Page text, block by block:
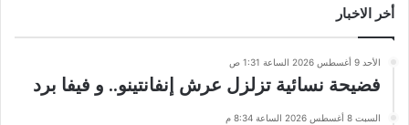
أخر الاخبار
الأحد 9 أغسطس 2026 الساعة 1:31 ص
فضيحة نسائية تزلزل عرش إنفانتينو.. و فيفا برد
السبت 8 أغسطس 2026 الساعة 8:34 م